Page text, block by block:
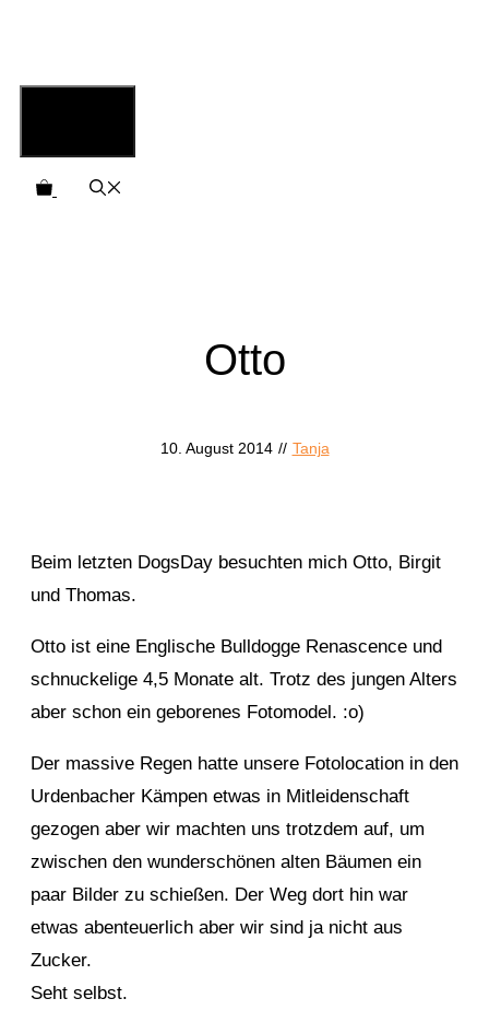
springen
Otto
10. August 2014 // Tanja
Beim letzten DogsDay besuchten mich Otto, Birgit
und Thomas.
Otto ist eine Englische Bulldogge Renascence und
schnuckelige 4,5 Monate alt. Trotz des jungen Alters
aber schon ein geborenes Fotomodel. :o)
Der massive Regen hatte unsere Fotolocation in den
Urdenbacher Kämpen etwas in Mitleidenschaft
gezogen aber wir machten uns trotzdem auf, um
zwischen den wunderschönen alten Bäumen ein
paar Bilder zu schießen. Der Weg dort hin war
etwas abenteuerlich aber wir sind ja nicht aus
Zucker.
Seht selbst.